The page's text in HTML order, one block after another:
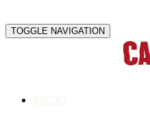
TOGGLE NAVIGATION